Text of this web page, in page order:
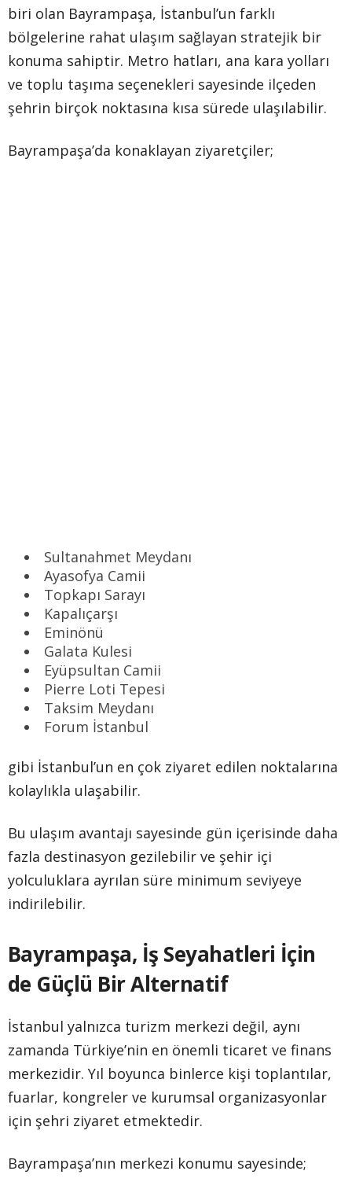
biri olan Bayrampaşa, İstanbul’un farklı
bölgelerine rahat ulaşım sağlayan stratejik bir
konuma sahiptir. Metro hatları, ana kara yolları
ve toplu taşıma seçenekleri sayesinde ilçeden
şehrin birçok noktasına kısa sürede ulaşılabilir.
Bayrampaşa’da konaklayan ziyaretçiler;
Sultanahmet Meydanı
Ayasofya Camii
Topkapı Sarayı
Kapalıçarşı
Eminönü
Galata Kulesi
Eyüpsultan Camii
Pierre Loti Tepesi
Taksim Meydanı
Forum İstanbul
gibi İstanbul’un en çok ziyaret edilen noktalarına
kolaylıkla ulaşabilir.
Bu ulaşım avantajı sayesinde gün içerisinde daha
fazla destinasyon gezilebilir ve şehir içi
yolculuklara ayrılan süre minimum seviyeye
indirilebilir.
Bayrampaşa, İş Seyahatleri İçin
de Güçlü Bir Alternatif
İstanbul yalnızca turizm merkezi değil, aynı
zamanda Türkiye’nin en önemli ticaret ve finans
merkezidir. Yıl boyunca binlerce kişi toplantılar,
fuarlar, kongreler ve kurumsal organizasyonlar
için şehri ziyaret etmektedir.
Bayrampaşa’nın merkezi konumu sayesinde;